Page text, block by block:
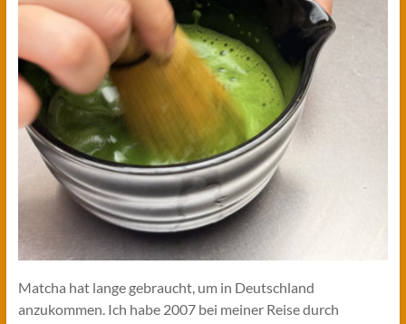
Matcha hat lange gebraucht, um in Deutschland
anzukommen. Ich habe 2007 bei meiner Reise durch